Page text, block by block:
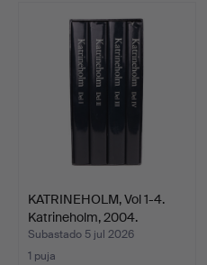
remate
KATRINEHOLM, Vol 1-4.
Katrineholm, 2004.
Subastado 5 jul 2026
1 puja